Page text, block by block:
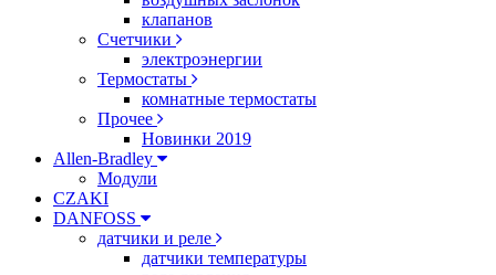
клапанов
Счетчики
электроэнергии
Термостаты
комнатные термостаты
Прочее
Новинки 2019
Allen-Bradley
Модули
CZAKI
DANFOSS
датчики и реле
датчики температуры